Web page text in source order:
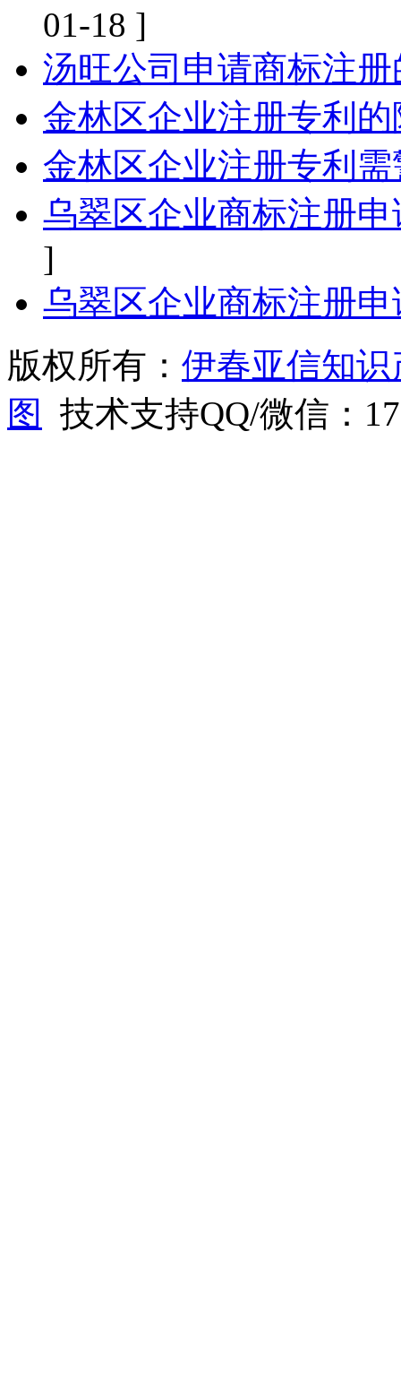
01-18 ]
汤旺公司申请商标注
金林区企业注册专利
金林区企业注册专利
乌翠区企业商标注册
]
乌翠区企业商标注册
版权所有： 伊春亚信知
图
技术支持QQ/微信：